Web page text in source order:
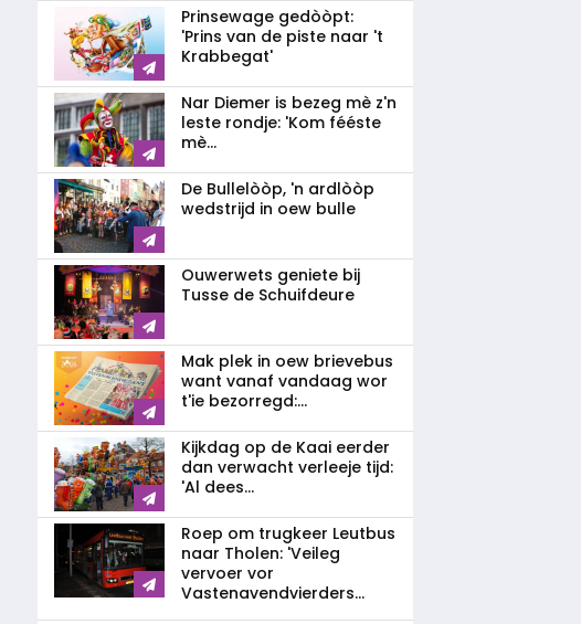
Prinsewage gedòòpt:
'Prins van de piste naar 't
Krabbegat'
Nar Diemer is bezeg mè z'n
leste rondje: 'Kom fééste
mè...
De Bullelòòp, 'n ardlòòp
wedstrijd in oew bulle
Ouwerwets geniete bij
Tusse de Schuifdeure
Mak plek in oew brievebus
want vanaf vandaag wor
t'ie bezorregd:...
Kijkdag op de Kaai eerder
dan verwacht verleeje tijd:
'Al dees...
Roep om trugkeer Leutbus
naar Tholen: 'Veileg
vervoer vor
Vastenavendvierders...